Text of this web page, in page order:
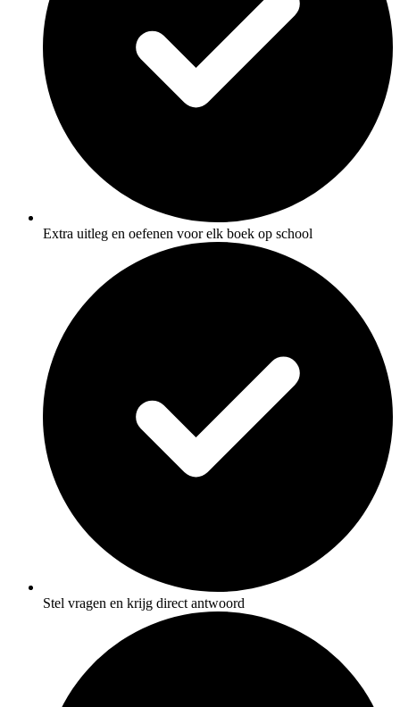
Extra uitleg en oefenen voor elk boek op school
Stel vragen en krijg direct antwoord